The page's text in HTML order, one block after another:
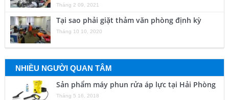
Tháng 2 09, 2021
Tại sao phải giặt thảm văn phòng định kỳ
Tháng 10 10, 2020
NHIỀU NGƯỜI QUAN TÂM
Sản phẩm máy phun rửa áp lực tại Hải Phòng
Tháng 5 16, 2018